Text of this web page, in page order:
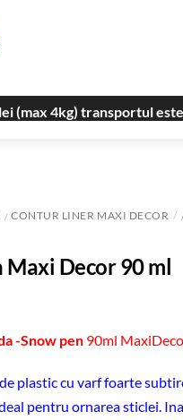
(max 4kg) transportul
/CONTUR LINER MAXI DECOR
Maxi Decor 90 ml
-Snow pen 90ml
plastic cu varf foarte
pentru ornarea sticlei.